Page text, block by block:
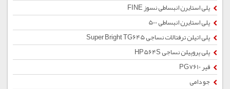
پلی استایرن انبساطی نسوز FINE
پلی استایرن انبساطی 500
پلی اتیلن ترفتالات نساجی Super Bright TG645
پلی پروپیلن نساجی HP564S
قیر PG7610
جو دامی